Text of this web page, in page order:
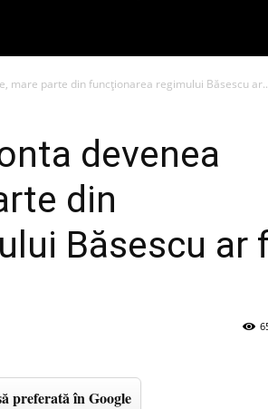
mare parte din funcționarea regimului Băsescu
devenea
din
Băsescu ar
preferată în Google